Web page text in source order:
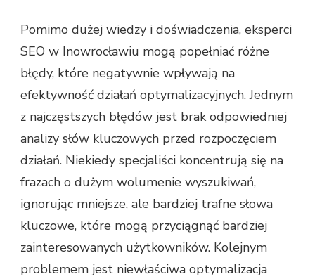
Pomimo dużej wiedzy i doświadczenia, eksperci
SEO w Inowrocławiu mogą popełniać różne
błędy, które negatywnie wpływają na
efektywność działań optymalizacyjnych. Jednym
z najczęstszych błędów jest brak odpowiedniej
analizy słów kluczowych przed rozpoczęciem
działań. Niekiedy specjaliści koncentrują się na
frazach o dużym wolumenie wyszukiwań,
ignorując mniejsze, ale bardziej trafne słowa
kluczowe, które mogą przyciągnąć bardziej
zainteresowanych użytkowników. Kolejnym
problemem jest niewłaściwa optymalizacja